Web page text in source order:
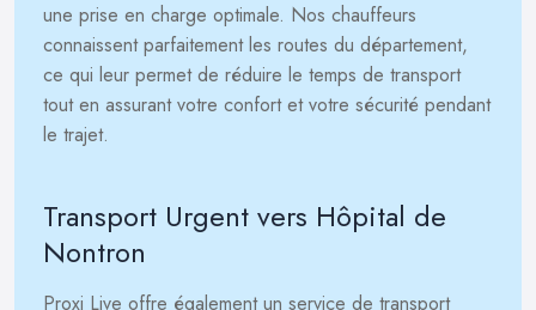
une prise en charge optimale. Nos chauffeurs
connaissent parfaitement les routes du département,
ce qui leur permet de réduire le temps de transport
tout en assurant votre confort et votre sécurité pendant
le trajet.
Transport Urgent vers Hôpital de
Nontron
Proxi Live offre également un service de transport